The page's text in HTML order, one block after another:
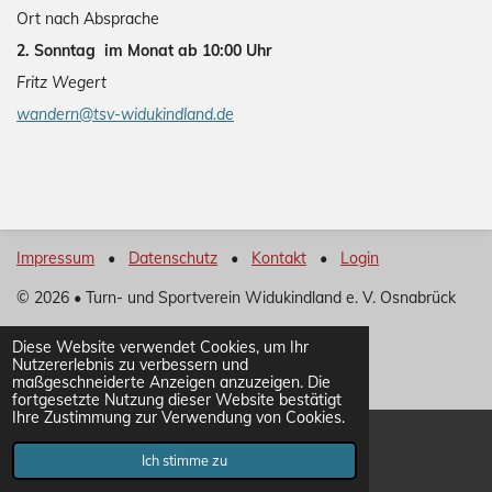
Diese Website verwendet Cookies, um Ihr
Nutzererlebnis zu verbessern und
maßgeschneiderte Anzeigen anzuzeigen. Die
fortgesetzte Nutzung dieser Website bestätigt
Ihre Zustimmung zur Verwendung von Cookies.
Ich stimme zu
Ort nach Absprache
2. Sonntag im Monat ab 10:00 Uhr
Fritz Wegert
wandern@tsv-widukindland.de
Impressum • Datenschutz • Kontakt • Login
© 2026 • Turn- und Sportverein Widukindland e. V. Osnabrück
E-Mail